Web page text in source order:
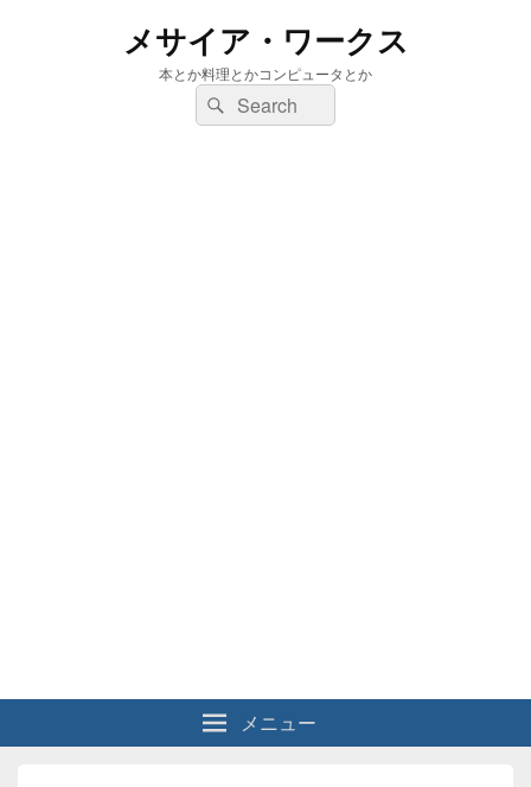
メサイア・ワークス
本とか料理とかコンピュータとか
検
索:
検
索
メニュー